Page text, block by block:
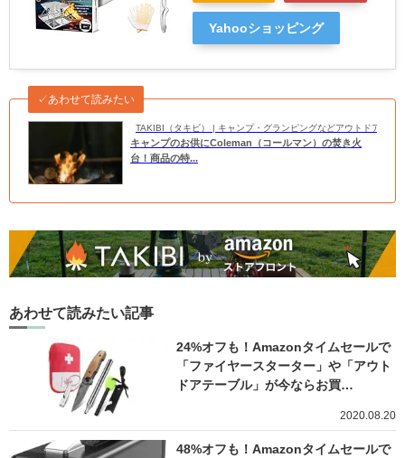
Yahooショッピング
TAKIBI（タキビ） | キャンプ・グランピングなどアウトドアの総
✓あわせて読みたい
キャンプのお供にColeman（コールマン）の焚き火
台！商品の特...
あわせて読みたい記事
24%オフも！Amazonタイムセールで
「ファイヤースターター」や「アウト
ドアテーブル」が今ならお買…
2020.08.20
48%オフも！Amazonタイムセールで